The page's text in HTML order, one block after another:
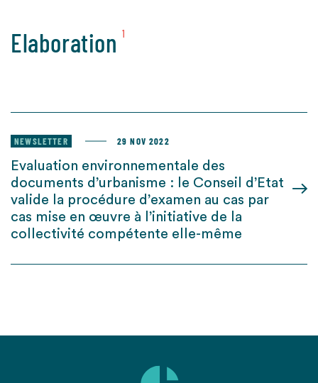
Elaboration 1
NEWSLETTER 29 NOV 2022
Evaluation environnementale des
documents d’urbanisme : le Conseil d’Etat
valide la procédure d’examen au cas par
cas mise en œuvre à l’initiative de la
collectivité compétente elle-même